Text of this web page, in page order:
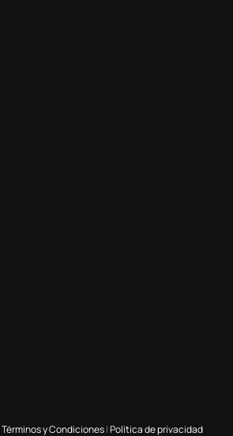
Términos y Condiciones|Política de privacidad